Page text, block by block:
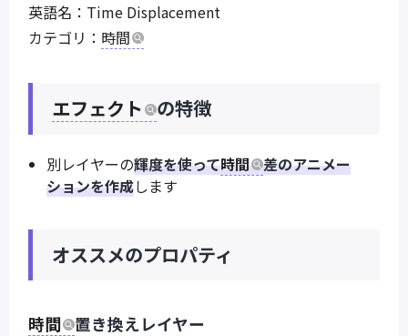
英語名：Time Displacement
カテゴリ： 時間
エフェクト の特徴
別レイヤーの輝度を使って時間
差のアニメー
ションを作成します
オススメのプロパティ
時間 置き換えレイヤー